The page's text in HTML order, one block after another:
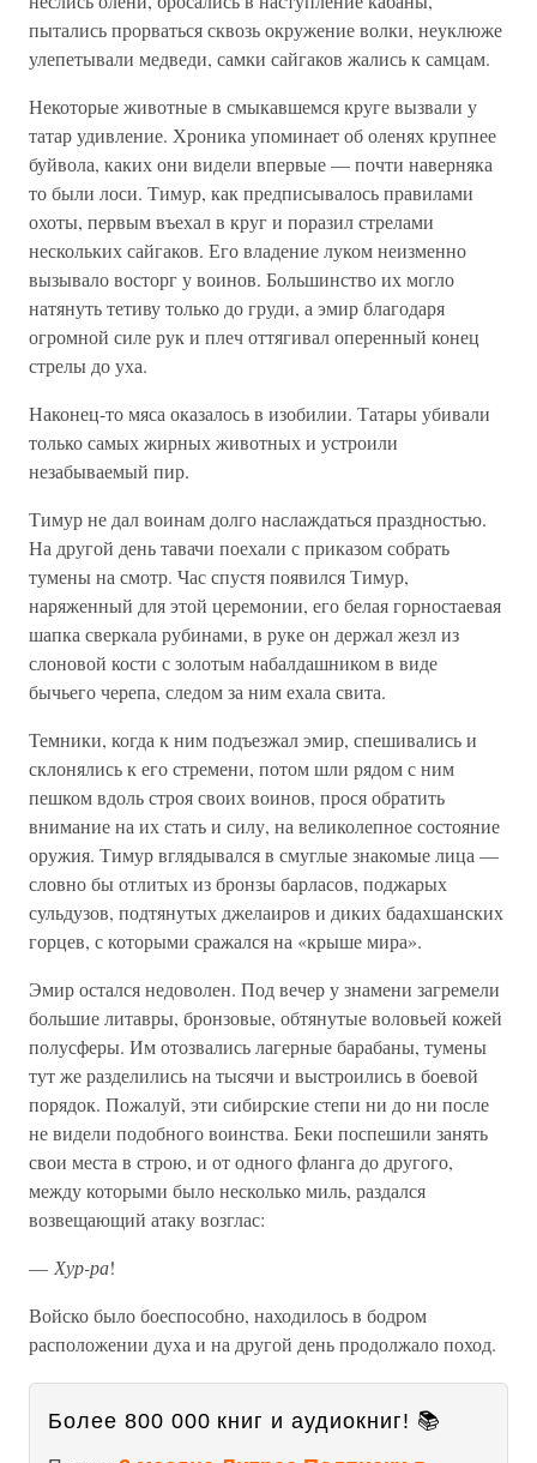
пытались прорваться сквозь окружение волки, неуклюже
улепетывали медведи, самки сайгаков жались к самцам.
Некоторые животные в смыкавшемся круге вызвали у
татар удивление. Хроника упоминает об оленях крупнее
буйвола, каких они видели впервые — почти наверняка
то были лоси. Тимур, как предписывалось правилами
охоты, первым въехал в круг и поразил стрелами
нескольких сайгаков. Его владение луком неизменно
вызывало восторг у воинов. Большинство их могло
натянуть тетиву только до груди, а эмир благодаря
огромной силе рук и плеч оттягивал оперенный конец
стрелы до уха.
Наконец-то мяса оказалось в изобилии. Татары убивали
только самых жирных животных и устроили
незабываемый пир.
Тимур не дал воинам долго наслаждаться праздностью.
На другой день тавачи поехали с приказом собрать
тумены на смотр. Час спустя появился Тимур,
наряженный для этой церемонии, его белая горностаевая
шапка сверкала рубинами, в руке он держал жезл из
слоновой кости с золотым набалдашником в виде
бычьего черепа, следом за ним ехала свита.
Темники, когда к ним подъезжал эмир, спешивались и
склонялись к его стремени, потом шли рядом с ним
пешком вдоль строя своих воинов, прося обратить
внимание на их стать и силу, на великолепное состояние
оружия. Тимур вглядывался в смуглые знакомые лица —
словно бы отлитых из бронзы барласов, поджарых
сульдузов, подтянутых джелаиров и диких бадахшанских
горцев, с которыми сражался на «крыше мира».
Эмир остался недоволен. Под вечер у знамени загремели
большие литавры, бронзовые, обтянутые воловьей кожей
полусферы. Им отозвались лагерные барабаны, тумены
тут же разделились на тысячи и выстроились в боевой
порядок. Пожалуй, эти сибирские степи ни до ни после
не видели подобного воинства. Беки поспешили занять
свои места в строю, и от одного фланга до другого,
между которыми было несколько миль, раздался
возвещающий атаку возглас:
— Хур-ра!
Войско было боеспособно, находилось в бодром
расположении духа и на другой день продолжало поход.
Более 800 000 книг и аудиокниг! 📚